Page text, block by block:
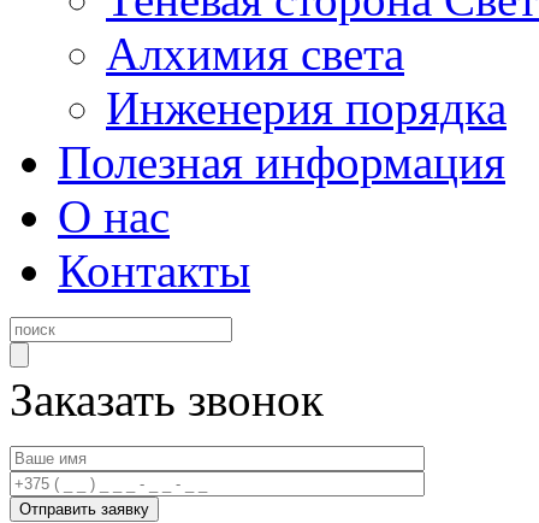
Алхимия света
Инженерия порядка
Полезная информация
О нас
Контакты
Заказать звонок